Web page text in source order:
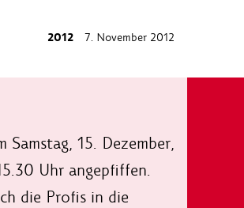
2012 7. November 2012
15. Dezember,
Uhr angepfiffen.
die Profis in die